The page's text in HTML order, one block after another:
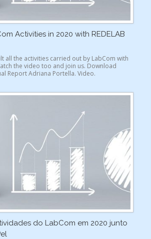
Activities in 2020 with REDELAB
all the activities carried out by LabCom with
the video too and join us. Download
Report Adriana Portella. Video.
do LabCom em 2020 junto